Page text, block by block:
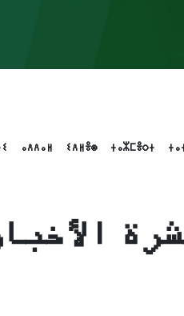
ⴰⴷⴷⴰⵍ ⵉⴷⵍⴻⵙ ⵜⴰⵣⵎⴻⵔⵜ
الأخبار